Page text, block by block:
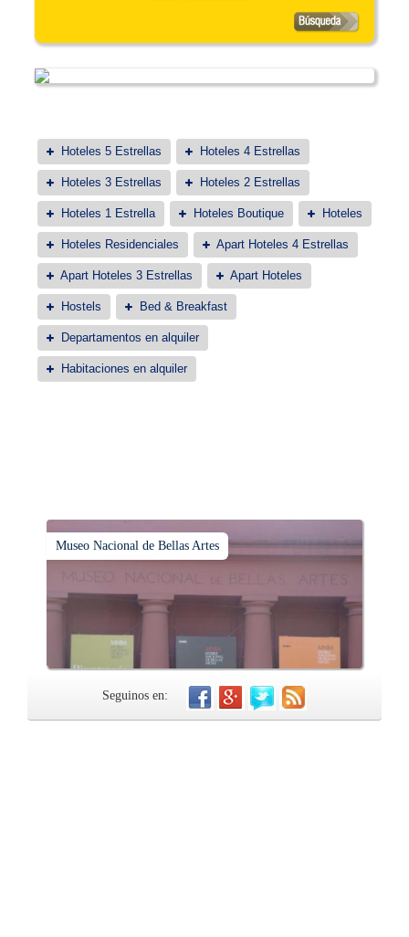
Hoteles 5 Estrellas Hoteles 4 Estrellas
Hoteles 3 Estrellas Hoteles 2 Estrellas
Hoteles 1 Estrella Hoteles Boutique Hoteles
Hoteles Residenciales Apart Hoteles 4 Estrellas
Apart Hoteles 3 Estrellas Apart Hoteles
Hostels Bed & Breakfast
Departamentos en alquiler
Habitaciones en alquiler
Museo Nacional de Bellas Artes
Seguinos en: